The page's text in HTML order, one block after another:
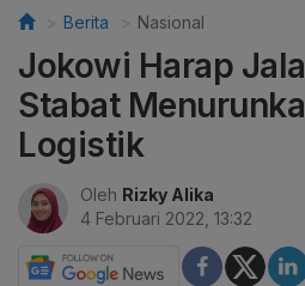
Berita Nasional
Jokowi Harap
Stabat
Logistik
Oleh Rizky Alika
4 Februari 2022, 13:32